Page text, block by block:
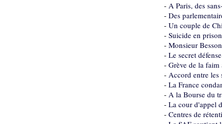
- A Paris, des
- Des
- Un couple de
- Suicide en
- Monsieur
- Le secret
- Grève de la
- Accord entre les
- La France
- A la Bourse du
- La cour d'appel
- Centres de